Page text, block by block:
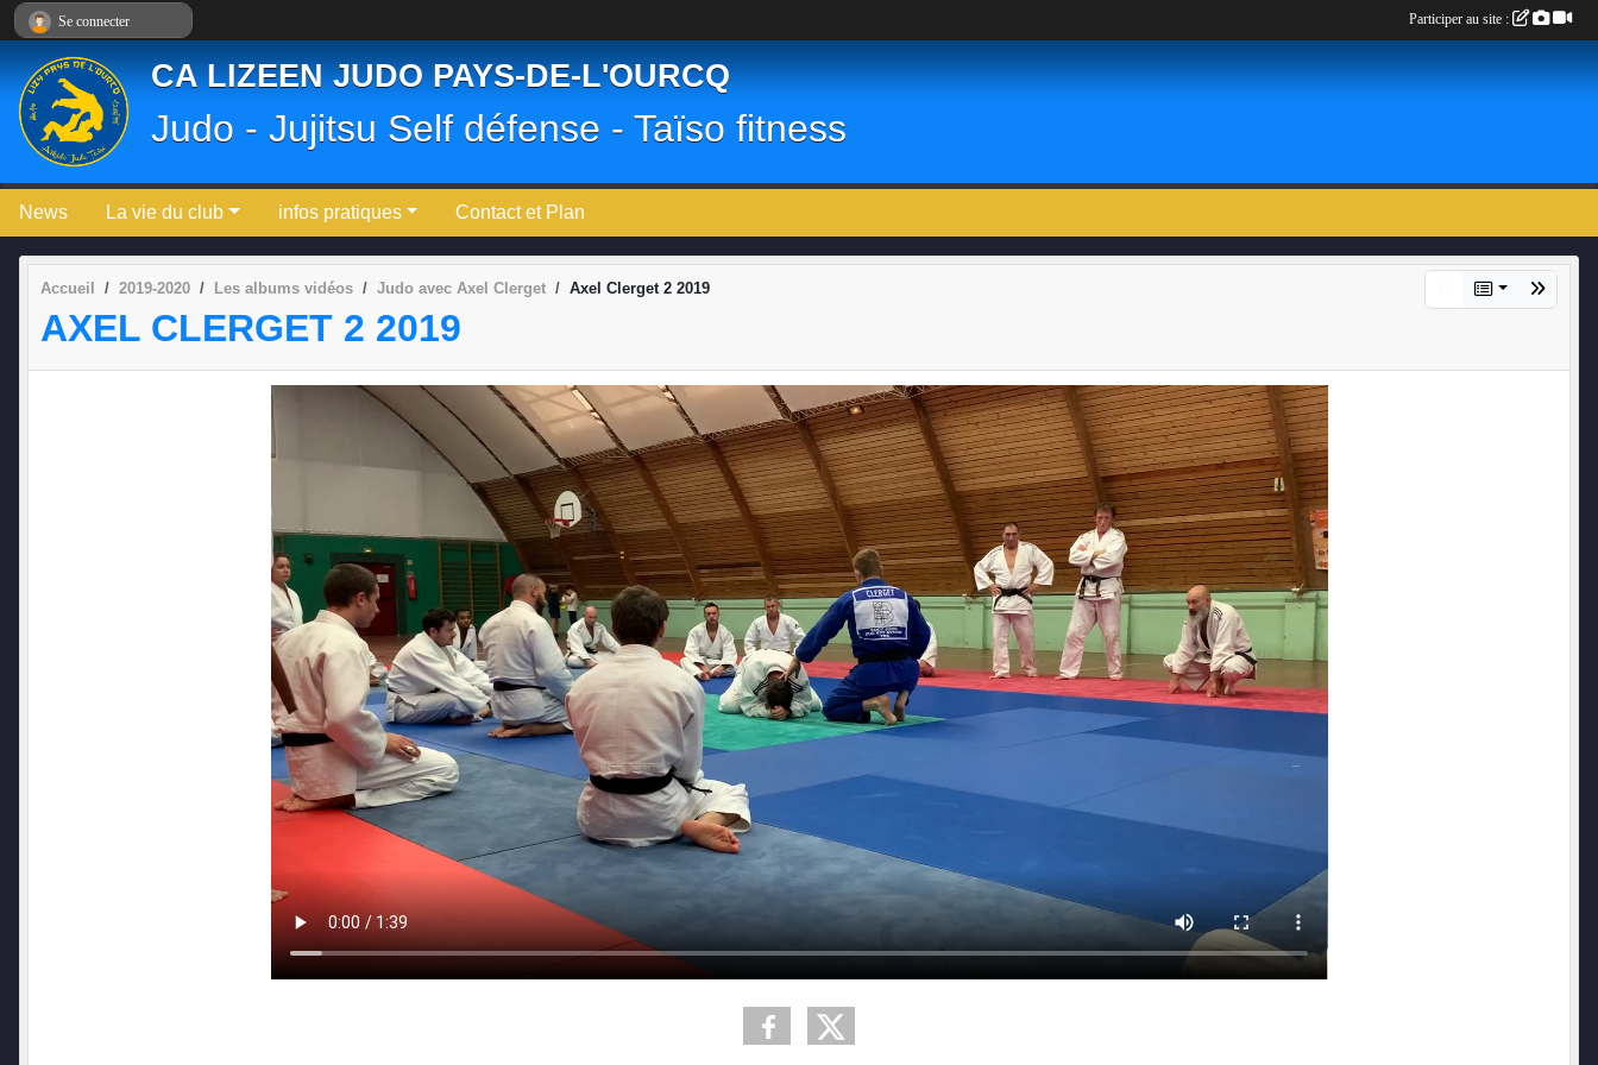
CA LIZEEN JUDO PAYS-DE-L'OURCQ
Judo - Jujitsu Self défense - Taïso fitness
News La vie du club infos pratiques Contact et Plan
Accueil 2019-2020 Les albums vidéos Judo avec Axel Clerget Axel Clerget 2 2019
AXEL CLERGET 2 2019
Se connecter Participer au site :
Panneau de gestion des cookies